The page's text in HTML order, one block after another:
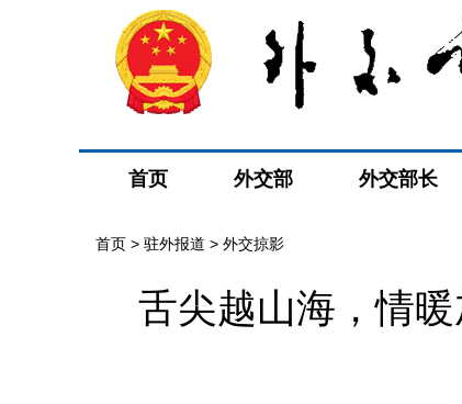
首页 外交部 外交部长
首页 > 驻外报道 > 外交掠影
舌尖越山海，情